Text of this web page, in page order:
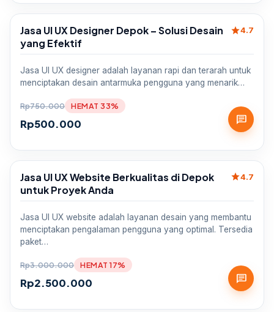
Sale
Jasa UI UX Designer Depok – Solusi Desain
yang Efektif
star4.7
Jasa UI UX designer adalah layanan rapi dan terarah untuk
menciptakan desain antarmuka pengguna yang menarik…
Rp750.000
Rp500.000
HEMAT 33%
chat
Sale
Jasa UI UX Website Berkualitas di Depok
untuk Proyek Anda
star4.7
Jasa UI UX website adalah layanan desain yang membantu
menciptakan pengalaman pengguna yang optimal. Tersedia
paket…
Rp3.000.000
Rp2.500.000
HEMAT 17%
chat